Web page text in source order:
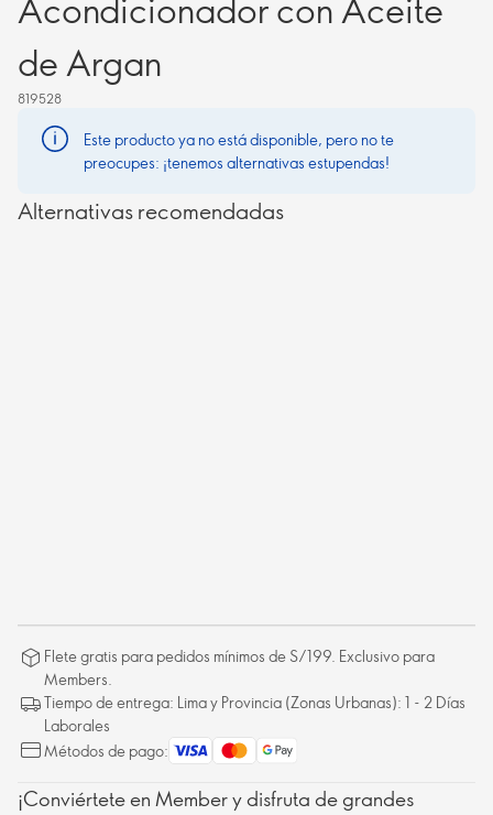
de Argan
819528
Este producto ya no está disponible, pero no te
preocupes: ¡tenemos alternativas estupendas!
Alternativas recomendadas
Flete gratis para pedidos mínimos de S/199. Exclusivo para
Members.
Tiempo de entrega: Lima y Provincia (Zonas Urbanas): 1 - 2 Días
Laborales
Métodos de pago:
¡Conviértete en Member y disfruta de grandes